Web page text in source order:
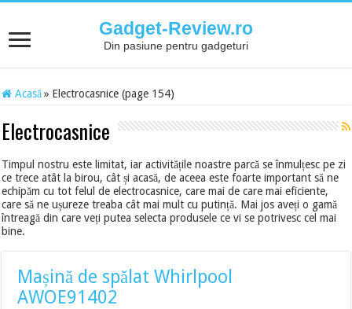
Gadget-Review.ro
Din pasiune pentru gadgeturi
Acasă » Electrocasnice (page 154)
Electrocasnice
Timpul nostru este limitat, iar activitățile noastre parcă se înmulțesc pe zi
ce trece atât la birou, cât și acasă, de aceea este foarte important să ne
echipăm cu tot felul de electrocasnice, care mai de care mai eficiente,
care să ne ușureze treaba cât mai mult cu putință. Mai jos aveți o gamă
întreagă din care veți putea selecta produsele ce vi se potrivesc cel mai
bine.
Mașină de spălat Whirlpool
AWOE91402